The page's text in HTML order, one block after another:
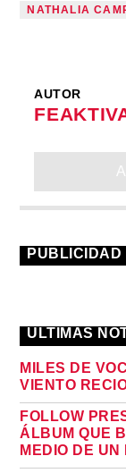
NATHALIA
AUTOR
PUBLICIDAD
ÚLTIMAS
MILES DE
VIENTO
FOLLOW
ÁLBUM QUE
MEDIO DE